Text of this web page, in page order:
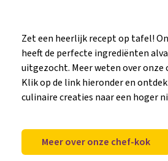
Zet een heerlijk recept op tafel!
heeft de perfecte ingrediënten
uitgezocht. Meer weten over onze
Klik op de link hieronder en
culinaire creaties naar een hoger
Meer over onze chef-kok